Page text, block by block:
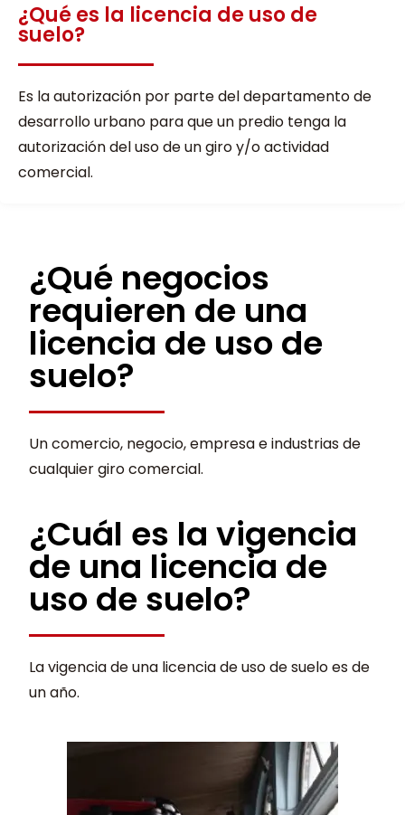
¿Qué es la licencia de uso de
suelo?
Es la autorización por parte del departamento de
desarrollo urbano para que un predio tenga la
autorización del uso de un giro y/o actividad
comercial.
¿Qué negocios
requieren de una
licencia de uso de
suelo?
Un comercio, negocio, empresa e industrias de
cualquier giro comercial.
¿Cuál es la vigencia
de una licencia de
uso de suelo?
La vigencia de una licencia de uso de suelo es de
un año.